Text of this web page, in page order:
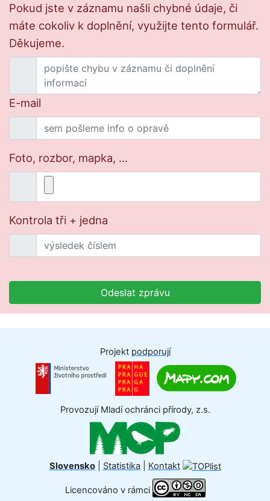
Pokud jste v záznamu našli chybné údaje, či
máte cokoliv k doplnění, využijte tento formulář.
Děkujeme.
E-mail
Foto, rozbor, mapka, ...
Kontrola tři + jedna
Odeslat zprávu
Projekt podporují
Provozují Mladí ochránci přírody, z.s.
Slovensko| Statistika| Kontakt
Licencováno v rámci